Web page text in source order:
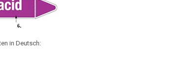
in Deutsch: